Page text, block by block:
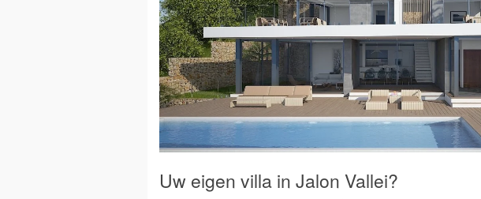
Uw eigen villa in Jalon Vallei?